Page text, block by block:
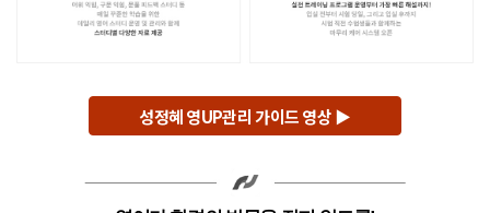
성정혜 영UP관리 가이드 영상 ▶